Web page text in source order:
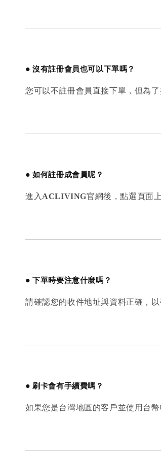
●沒有註冊會員也可以下單嗎？
您可以不註冊會員直接下單，但為
●如何註冊成會員呢？
進入 ACLIVING官網後，點選頁面
●下單時要注意什麼嗎？
請確認您的收件地址與資料正確，
● 刷卡會有手續費嗎？
如果您是台灣地區的客戶並使用台